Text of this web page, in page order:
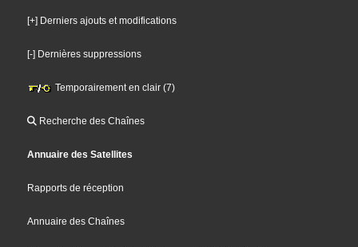
[+] Derniers ajouts et modifications
[-] Dernières suppressions
Temporairement en clair (7)
Recherche des Chaînes
Annuaire des Satellites
Rapports de réception
Annuaire des Chaînes